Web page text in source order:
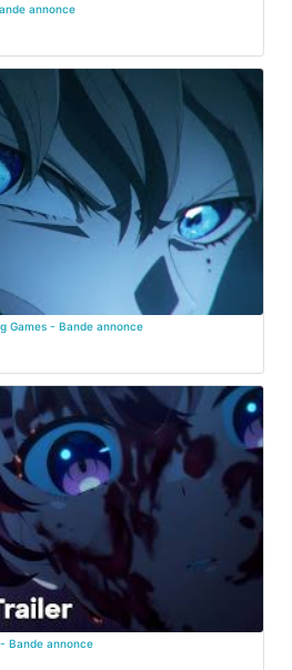
annonce
Games - Bande annonce
Bande annonce